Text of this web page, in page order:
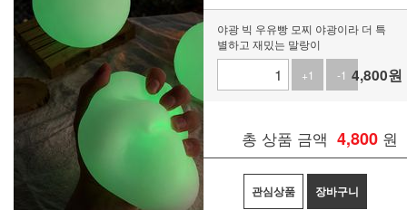
야광 빅 우유빵 모찌 야광이라 더 특
별하고 재밌는 말랑이
+1
-1 4,800원
총 상품 금액 4,800 원
관심상품 장바구니